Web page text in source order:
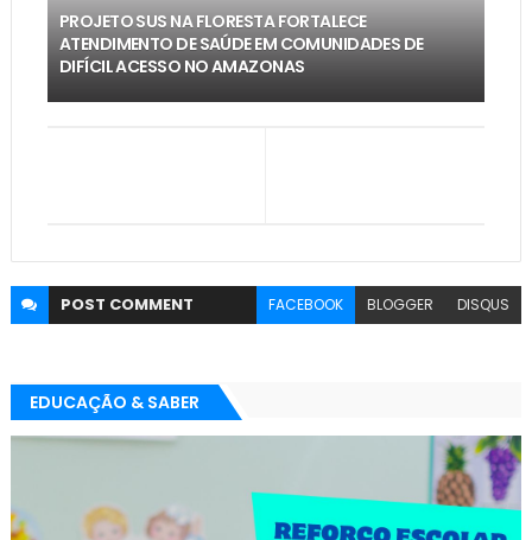
PROJETO SUS NA FLORESTA FORTALECE
ATENDIMENTO DE SAÚDE EM COMUNIDADES DE
DIFÍCIL ACESSO NO AMAZONAS
POST COMMENT FACEBOOK BLOGGER DISQUS
EDUCAÇÃO & SABER